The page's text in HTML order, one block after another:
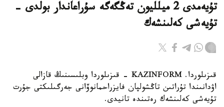
تۇيەمدى 2 ميلليون تەڭگەگە سۇراعاندار بولدى -
تۇيەشى كەلىنشەك
قىزىلوردا. KAZINFORM - قىزىلوردا وبلىسىنىڭ قازالى
اۋدانىندا تۇراتىن تاڭشولپان فايزراحمانوۆانى جەرگىلىكتى جۇرت
تۇيەشى كەلىنشەك رەتىندە تانيدى.